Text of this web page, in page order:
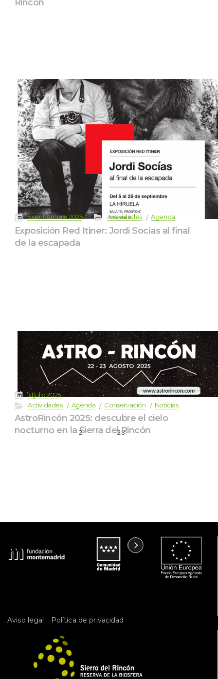
Rincón
5 septiembre 2025 Actividade Agenda
Exposición Red Itiner: Jordi Socías al final
de la escapada
31 julio 2025
Actividade Agenda Conservación Noticia
AstroRincón 2025: descubre el cielo
nocturno en la Sierra del Rincón
1 2 … 28
Aviso legal Política de privacidad